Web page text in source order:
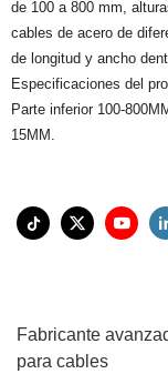
de 100 a 800 mm,
cables de acero de
de longitud y ancho
Especificaciones del
Parte inferior 100-
15MM.
Fabricante
para cables